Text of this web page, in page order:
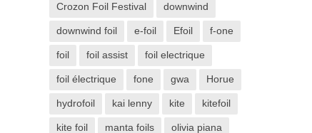
Crozon Foil Festival downwind
downwind foil e-foil Efoil f-one
foil foil assist foil electrique
foil électrique fone gwa Horue
hydrofoil kai lenny kite kitefoil
kite foil manta foils olivia piana